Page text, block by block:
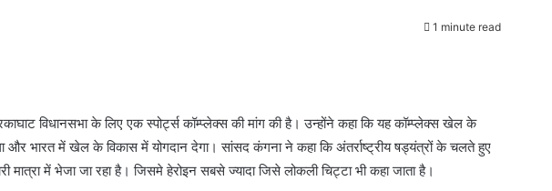
1 minute read
विधानसभा के लिए एक स्पोर्ट्स कॉम्प्लेक्स की मांग की है। उन्होंने कहा कि यह कॉम्प्लेक्स खेल के
और भारत में खेल के विकास में योगदान देगा। सांसद कंगना ने कहा कि अंतर्राष्ट्रीय षड्यंत्रों के चलते हुए
मात्रा में भेजा जा रहा है। जिसमे हेरोइन सबसे ज्यादा जिसे लोकली चिट्टा भी कहा जाता है।